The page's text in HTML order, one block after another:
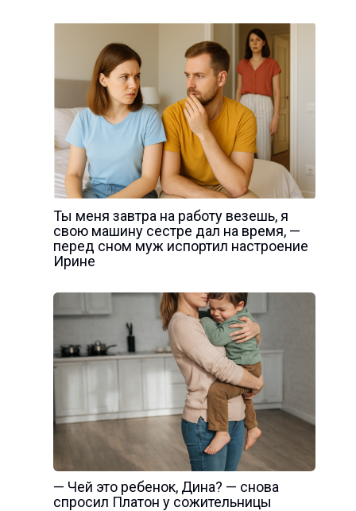
Ты меня завтра на работу везешь, я
свою машину сестре дал на время, —
перед сном муж испортил настроение
Ирине
— Чей это ребенок, Дина? — снова
спросил Платон у сожительницы